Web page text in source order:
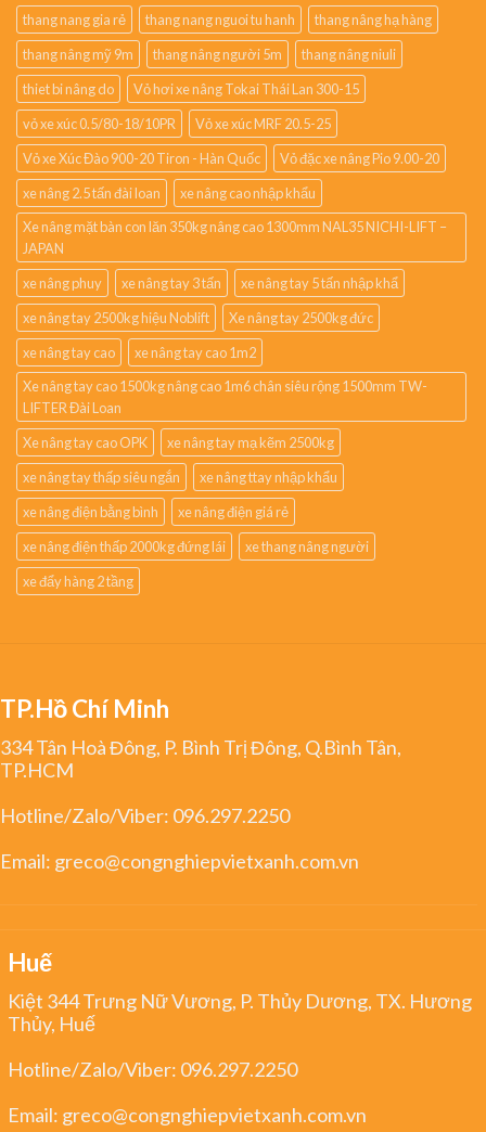
thang nang gia rẻ
thang nang nguoi tu hanh
thang nâng hạ hàng
thang nâng mỹ 9m
thang nâng người 5m
thang nâng niuli
thiet bi nâng do
Vỏ hơi xe nâng Tokai Thái Lan 300-15
vỏ xe xúc 0.5/80-18/10PR
Vỏ xe xúc MRF 20.5-25
Vỏ xe Xúc Đào 900-20 Tiron - Hàn Quốc
Vỏ đặc xe nâng Pio 9.00-20
xe nâng 2.5 tấn đài loan
xe nâng cao nhập khẩu
Xe nâng mặt bàn con lăn 350kg nâng cao 1300mm NAL35 NICHI-LIFT –
JAPAN
xe nâng phuy
xe nâng tay 3 tấn
xe nâng tay 5 tấn nhập khẩ
xe nâng tay 2500kg hiệu Noblift
Xe nâng tay 2500kg đức
xe nâng tay cao
xe nâng tay cao 1m2
Xe nâng tay cao 1500kg nâng cao 1m6 chân siêu rộng 1500mm TW-
LIFTER Đài Loan
Xe nâng tay cao OPK
xe nâng tay mạ kẽm 2500kg
xe nâng tay thấp siêu ngắn
xe nâng ttay nhập khẩu
xe nâng điện bằng bình
xe nâng điện giá rẻ
xe nâng điện thấp 2000kg đứng lái
xe thang nâng người
xe đẩy hàng 2 tầng
TP.Hồ Chí Minh
334 Tân Hoà Đông, P. Bình Trị Đông, Q.Bình Tân,
TP.HCM
Hotline/Zalo/Viber: 096.297.2250
Email: greco@congnghiepvietxanh.com.vn
Huế
Kiệt 344 Trưng Nữ Vương, P. Thủy Dương, TX. Hương
Thủy, Huế
Hotline/Zalo/Viber: 096.297.2250
Email: greco@congnghiepvietxanh.com.vn